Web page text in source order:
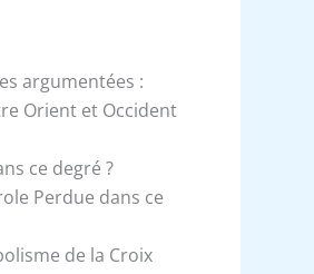
argumentées :
Orient et Occident
ce degré ?
Perdue dans ce
de la Croix